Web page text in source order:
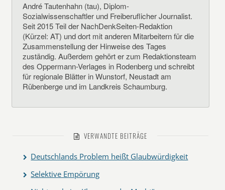
André Tautenhahn (tau), Diplom-
Sozialwissenschaftler und Freiberuflicher Journalist.
Seit 2015 Teil der NachDenkSeiten-Redaktion
(Kürzel: AT) und dort mit anderen Mitarbeitern für die
Zusammenstellung der Hinweise des Tages
zuständig. Außerdem gehört er zum Redaktionsteam
des Oppermann-Verlages in Rodenberg und schreibt
für regionale Blätter in Wunstorf, Neustadt am
Rübenberge und im Landkreis Schaumburg.
VERWANDTE BEITRÄGE
Deutschlands Problem heißt Glaubwürdigkeit
Selektive Empörung